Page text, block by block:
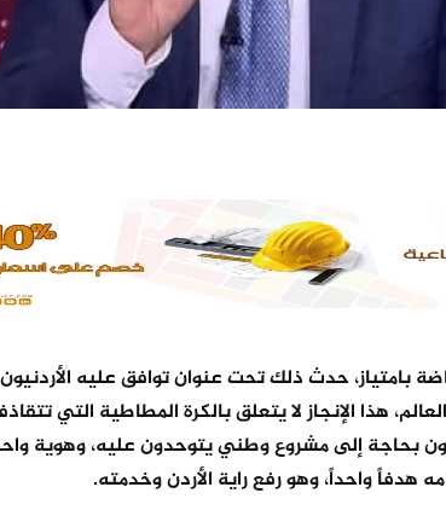
بامتياز، حدث ذلك تحت عنوان توافق عليه
هذا الإنجاز لا يتعلق بالكرة المطاطية التي
بحاجة إلى مشروع وطني يتوحدون عليه، وهوية
واحداً، وهو رفع راية الأردن وخدمته.